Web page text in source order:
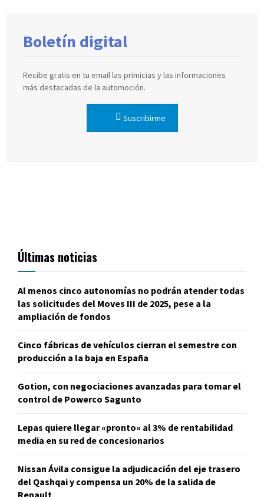
Boletín digital
Recibe gratis en tu email las primicias y las informaciones
más destacadas de la automoción.
Suscribirme
Últimas noticias
Al menos cinco autonomías no podrán atender todas
las solicitudes del Moves III de 2025, pese a la
ampliación de fondos
Cinco fábricas de vehículos cierran el semestre con
producción a la baja en España
Gotion, con negociaciones avanzadas para tomar el
control de Powerco Sagunto
Lepas quiere llegar «pronto» al 3% de rentabilidad
media en su red de concesionarios
Nissan Ávila consigue la adjudicación del eje trasero
del Qashqai y compensa un 20% de la salida de